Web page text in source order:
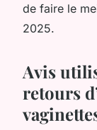
de faire le
2025.
Avis
retours